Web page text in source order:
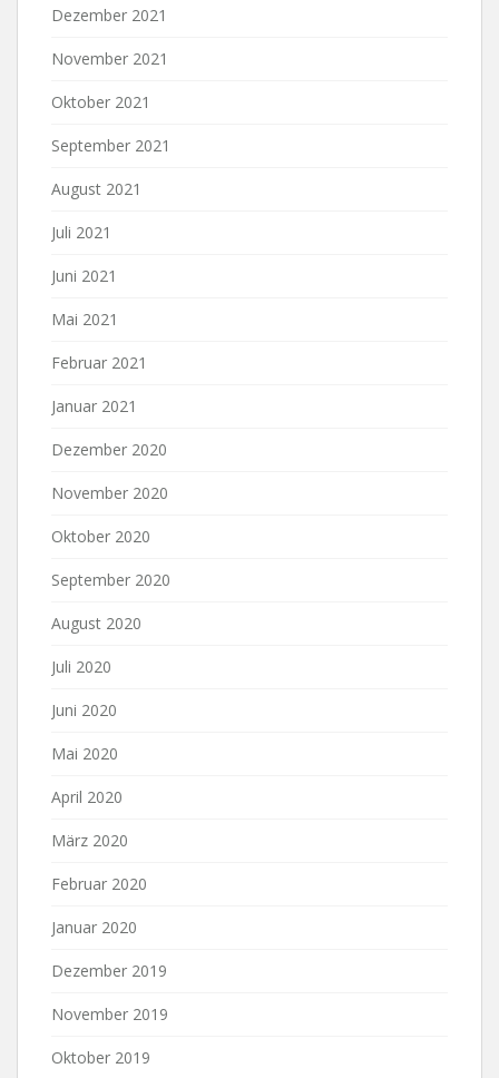
Dezember 2021
November 2021
Oktober 2021
September 2021
August 2021
Juli 2021
Juni 2021
Mai 2021
Februar 2021
Januar 2021
Dezember 2020
November 2020
Oktober 2020
September 2020
August 2020
Juli 2020
Juni 2020
Mai 2020
April 2020
März 2020
Februar 2020
Januar 2020
Dezember 2019
November 2019
Oktober 2019